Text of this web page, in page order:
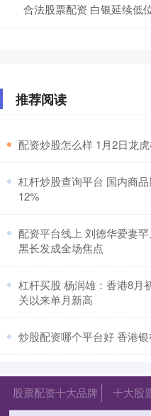
合法股票配资 白银延续低
推荐阅读
配资炒股怎么样 1月2日龙
杠杆炒股查询平台 国内商
12%
配资平台线上 刘德华爱妻
黑长发成全场焦点
杠杆买股 杨润雄：香港8月
关以来单月新高
炒股配资哪个平台好 香港
股票配资十大品牌 十大股